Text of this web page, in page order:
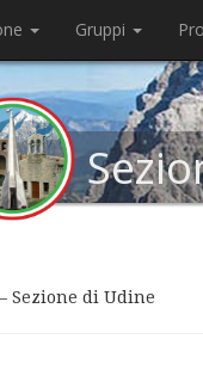
Gruppi
Sezione di Udine